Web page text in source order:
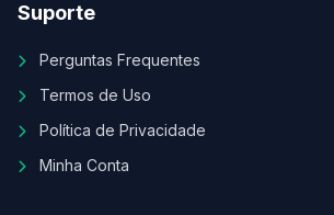
Suporte
Perguntas Frequentes
Termos de Uso
Política de Privacidade
Minha Conta